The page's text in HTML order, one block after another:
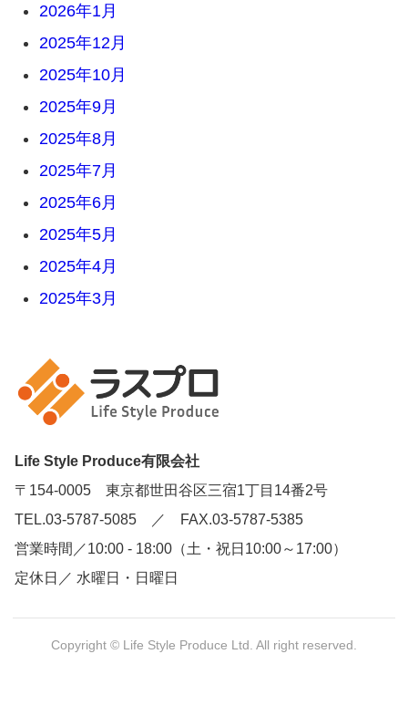
2026年1月
2025年12月
2025年10月
2025年9月
2025年8月
2025年7月
2025年6月
2025年5月
2025年4月
2025年3月
Life Style Produce有限会社
〒154-0005 東京都世田谷区三宿1丁目14番2号
TEL.03-5787-5085 ／ FAX.03-5787-5385
営業時間／10:00 - 18:00（土・祝日10:00～17:00）
定休日／ 水曜日・日曜日
Copyright © Life Style Produce Ltd. All right reserved.